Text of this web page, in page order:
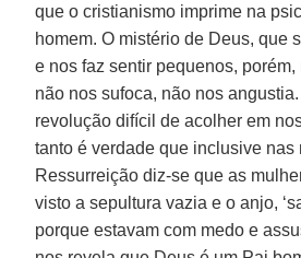
que o cristianismo imprime na
homem. O mistério de Deus, que
e nos faz sentir pequenos,
não nos sufoca, não nos
revolução difícil de acolher em
tanto é verdade que inclusive nas
Ressurreição diz-se que as
visto a sepultura vazia e o anjo,
porque estavam com medo e